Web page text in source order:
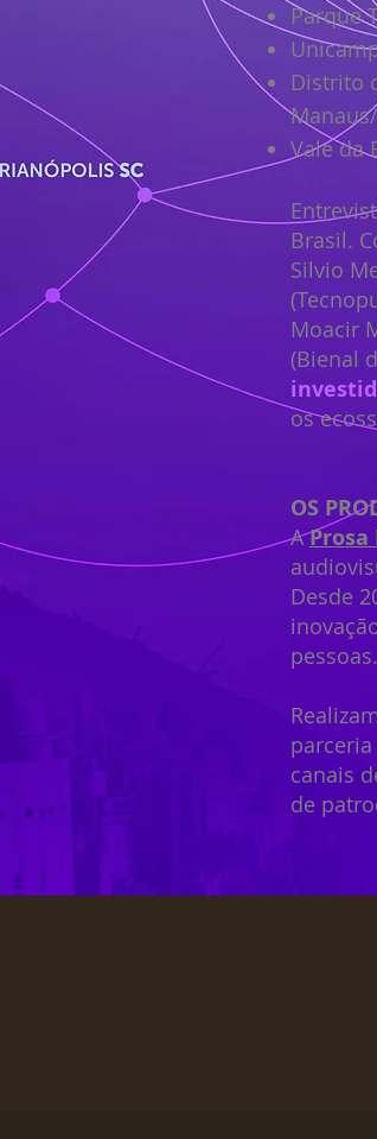
Parque
Distrito
Vale da
Brasil.
Silvio
Moacir
(Bienal
os
OS
AProsa
Desde
pessoas.
canais
de